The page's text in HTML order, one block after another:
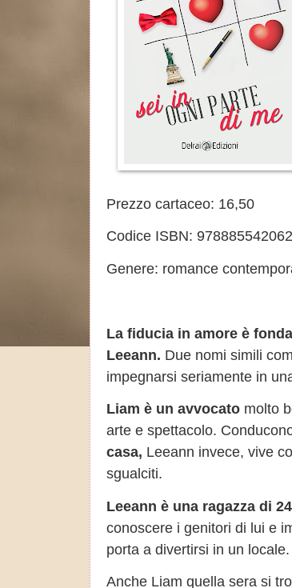
Prezzo cartaceo: 16,50
Codice ISBN:
Genere: romance
La fiducia in amore è
Leeann. Due nomi simili
impegnarsi seriamente in
Liam è un avvocato molto
arte e spettacolo.
casa, Leeann invece, vive
sgualciti.
Leeann è una ragazza di
conoscere i genitori di lui e
porta a divertirsi in un locale.
Anche Liam quella sera si